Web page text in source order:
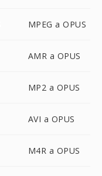
MPEG a OPUS
AMR a OPUS
MP2 a OPUS
AVI a OPUS
M4R a OPUS